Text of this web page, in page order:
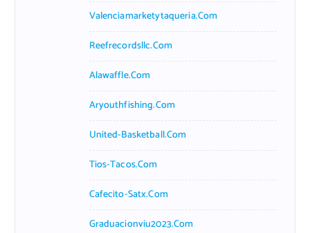
Valenciamarketytaqueria.com
Reefrecordsllc.com
Alawaffle.com
Aryouthfishing.com
United-Basketball.com
Tios-Tacos.com
Cafecito-Satx.com
Graduacionviu2023.com